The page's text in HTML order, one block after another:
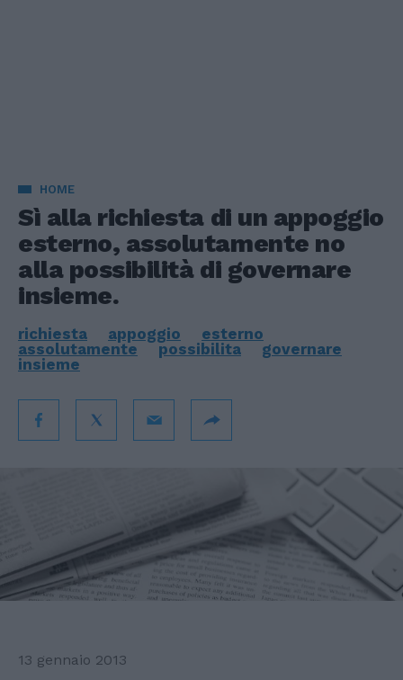
HOME
Sì alla richiesta di un appoggio
esterno, assolutamente no
alla possibilità di governare
insieme.
richiesta appoggio
esterno
assolutamente
possibilita
governare
insieme
13 gennaio 2013